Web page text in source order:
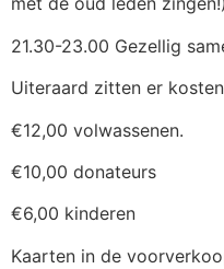
21.30-23.00 Gezellig
Uiteraard zitten er
€12,00 volwassenen.
€10,00 donateurs
€6,00 kinderen
Kaarten in de